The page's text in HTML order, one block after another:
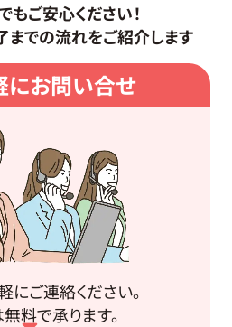
もご安心ください！
までの流れをご紹介します
にお問い合せ
にご連絡ください。
料で承ります。